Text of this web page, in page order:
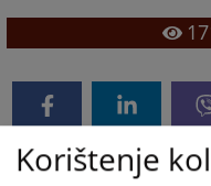
Korištenje